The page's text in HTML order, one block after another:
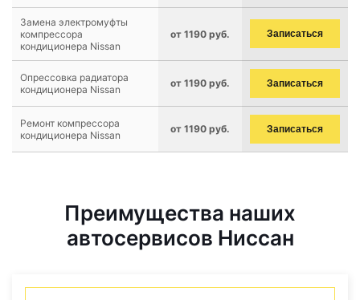
Замена электромуфты
компрессора
кондиционера Nissan
от 1190 руб. Записаться
Опрессовка радиатора
кондиционера Nissan
от 1190 руб. Записаться
Ремонт компрессора
кондиционера Nissan
от 1190 руб. Записаться
Преимущества наших
автосервисов Ниссан